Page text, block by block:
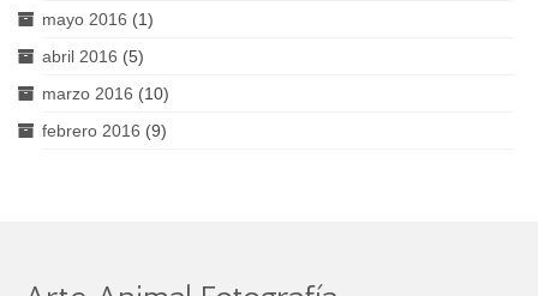
mayo 2016 (1)
abril 2016 (5)
marzo 2016 (10)
febrero 2016 (9)